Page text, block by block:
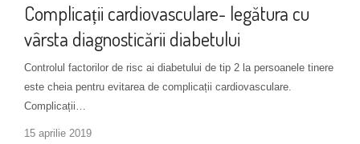
Complicații cardiovasculare- legătura cu
vârsta diagnosticării diabetului
Controlul factorilor de risc ai diabetului de tip 2 la persoanele tinere
este cheia pentru evitarea de complicații cardiovasculare.
Complicații…
15 aprilie 2019